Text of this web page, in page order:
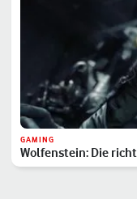
GAMING
Wolfenstein: Die